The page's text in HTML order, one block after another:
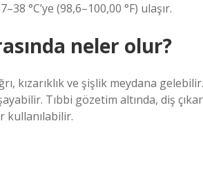
°C’ye (98,6–100,00 °F) ulaşır.
neler olur?
kızarıklık ve şişlik meydana
Tıbbi gözetim altında, diş
kullanılabilir.